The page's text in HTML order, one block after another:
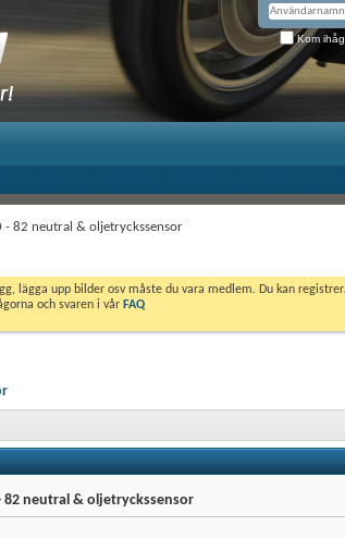
Kom
- 82 neutral & oljetryckssensor
lägga upp bilder osv måste du vara medlem. Du kan
och svaren i vår FAQ
82 neutral & oljetryckssensor